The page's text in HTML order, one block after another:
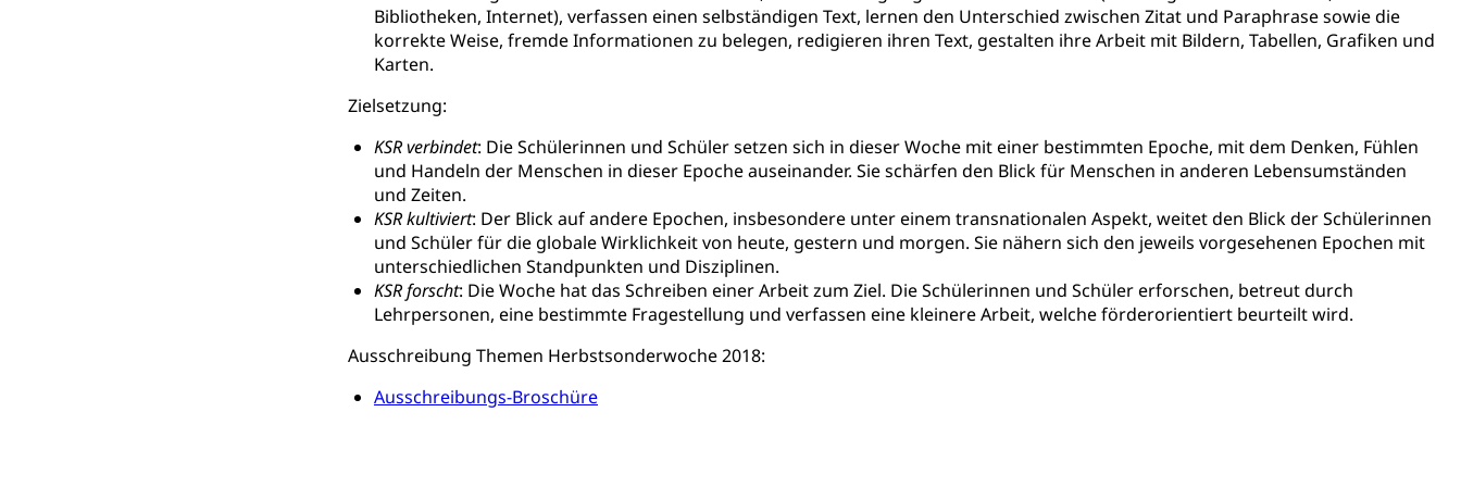
Bibliotheken, Internet), verfassen einen selbständigen Text, lernen den Unterschied zwischen Zitat und Paraphrase sowie die
korrekte Weise, fremde Informationen zu belegen, redigieren ihren Text, gestalten ihre Arbeit mit Bildern, Tabellen, Grafiken und
Karten.
Zielsetzung:
KSR verbindet: Die Schülerinnen und Schüler setzen sich in dieser Woche mit einer bestimmten Epoche, mit dem Denken, Fühlen
und Handeln der Menschen in dieser Epoche auseinander. Sie schärfen den Blick für Menschen in anderen Lebensumständen
und Zeiten.
KSR kultiviert: Der Blick auf andere Epochen, insbesondere unter einem transnationalen Aspekt, weitet den Blick der Schülerinnen
und Schüler für die globale Wirklichkeit von heute, gestern und morgen. Sie nähern sich den jeweils vorgesehenen Epochen mit
unterschiedlichen Standpunkten und Disziplinen.
KSR forscht: Die Woche hat das Schreiben einer Arbeit zum Ziel. Die Schülerinnen und Schüler erforschen, betreut durch
Lehrpersonen, eine bestimmte Fragestellung und verfassen eine kleinere Arbeit, welche förderorientiert beurteilt wird.
Ausschreibung Themen Herbstsonderwoche 2018:
Ausschreibungs-Broschüre
Berufsmaturität
Zentrum für Brückenangebote
und Vollzeitschulen mit BM
Berufsbildung / Mittelschulen (gruezi.lu.ch)
Fach- & Wirtschafts-Mittelschulzentrum FMZ
Gymnasien & Fachmittelschulen (beruf.lu.ch)
Studienwahl- und Studienbearatung
Fachklasse Grafik
Gesundheitsmittelschule
Informatikmittelschule Wirtschaftsmittelschule FMS und Vollzeitschulen mit BM
Obligatorische Schulzeit
Schulpflicht, Schulobligatorium, Primarschule, Sekundarschule, Schulferien, Tagesschule, Schulergänzende Betreuung, Logopädie,
Kantonale Sportcamps Primarschule Sekundarschule Schulpflicht Kindergarten & Basisstufe
Förderangebote
Sonderschulung
Musikschulen Schulferien Früherziehung Schuldienste Betreuungsangebote
Schulliste
Heilpädagogische Schulen
Freiwilliger Schulsport
Stipendien und Darlehen
Studienbeihilfe, Stipendien, Ausbildungsdarlehen
Stipendien Universität Luzern unilu
Finanzielle Unterstützung für Ausbildung Pflege HF oder Studium Pflege FH
Fachstelle Stipendien (beruf.lu.ch)
Studienbeiträge Höhere Berufsbildung
Finanzielle Unterstützung Pädagogische Hochschule PHLU
Stipendien Hochschule Luzern hslu
Universität
Technische Hochschule, Studium, Hochschulstudium, Universitätsstudium, universitäre Ausbildung, akademische Ausbildung,
Hochschulbildung, Hochschule, universitäre Hochschule, Bachelor, Master, Doktorat, Weiterbildung, Forschung, Entwicklung, Dienstleistungen,
(Dachorganisation der Schweizer Hochschulen)
swissuniversities Universität Luzern
Vorschule